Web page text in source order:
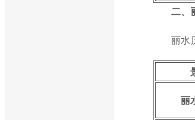
二、
丽水
丽